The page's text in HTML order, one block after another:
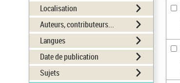
Localisation
Auteurs, contributeurs...
Langues
Date de publication
Sujets